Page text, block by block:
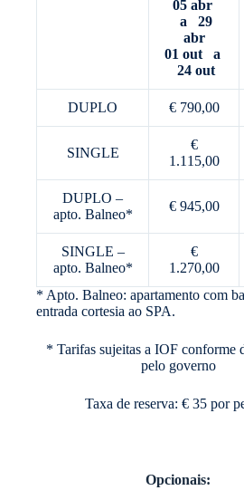
05 abr
a 29
abr
01 out a
24 out
DUPLO € 790,00
SINGLE
€
1.115,00
DUPLO –
apto. Balneo*
€ 945,00
SINGLE –
apto. Balneo*
€
1.270,00
* Apto. Balneo: apartamento com
entrada cortesia ao SPA.
* Tarifas sujeitas a IOF conforme
pelo governo
Taxa de reserva: € 35 por
Opcionais: